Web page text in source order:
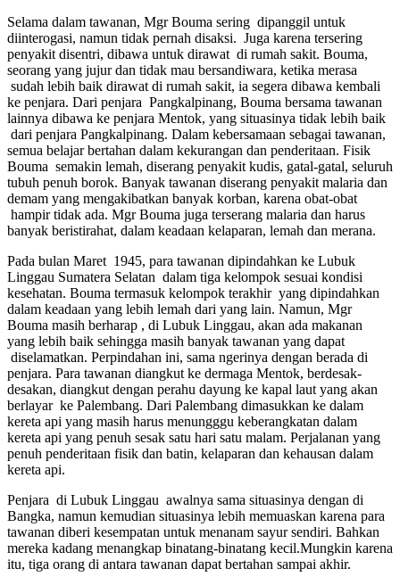
Selama dalam tawanan, Mgr Bouma sering dipanggil untuk
diinterogasi, namun tidak pernah disaksi. Juga karena tersering
penyakit disentri, dibawa untuk dirawat di rumah sakit. Bouma,
seorang yang jujur dan tidak mau bersandiwara, ketika merasa
sudah lebih baik dirawat di rumah sakit, ia segera dibawa kembali
ke penjara. Dari penjara Pangkalpinang, Bouma bersama tawanan
lainnya dibawa ke penjara Mentok, yang situasinya tidak lebih baik
dari penjara Pangkalpinang. Dalam kebersamaan sebagai tawanan,
semua belajar bertahan dalam kekurangan dan penderitaan. Fisik
Bouma semakin lemah, diserang penyakit kudis, gatal-gatal, seluruh
tubuh penuh borok. Banyak tawanan diserang penyakit malaria dan
demam yang mengakibatkan banyak korban, karena obat-obat
hampir tidak ada. Mgr Bouma juga terserang malaria dan harus
banyak beristirahat, dalam keadaan kelaparan, lemah dan merana.
Pada bulan Maret 1945, para tawanan dipindahkan ke Lubuk
Linggau Sumatera Selatan dalam tiga kelompok sesuai kondisi
kesehatan. Bouma termasuk kelompok terakhir yang dipindahkan
dalam keadaan yang lebih lemah dari yang lain. Namun, Mgr
Bouma masih berharap , di Lubuk Linggau, akan ada makanan
yang lebih baik sehingga masih banyak tawanan yang dapat
diselamatkan. Perpindahan ini, sama ngerinya dengan berada di
penjara. Para tawanan diangkut ke dermaga Mentok, berdesak-
desakan, diangkut dengan perahu dayung ke kapal laut yang akan
berlayar ke Palembang. Dari Palembang dimasukkan ke dalam
kereta api yang masih harus menungggu keberangkatan dalam
kereta api yang penuh sesak satu hari satu malam. Perjalanan yang
penuh penderitaan fisik dan batin, kelaparan dan kehausan dalam
kereta api.
Penjara di Lubuk Linggau awalnya sama situasinya dengan di
Bangka, namun kemudian situasinya lebih memuaskan karena para
tawanan diberi kesempatan untuk menanam sayur sendiri. Bahkan
mereka kadang menangkap binatang-binatang kecil.Mungkin karena
itu, tiga orang di antara tawanan dapat bertahan sampai akhir.